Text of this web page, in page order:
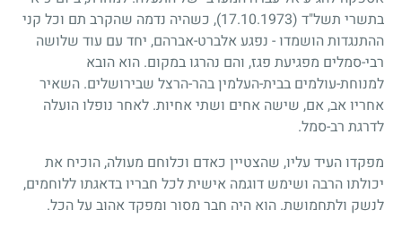
בתשרי תשל"ד (17.10.1973)
, כשהיה נדמה שהקרב תם וכל קני
ההתנגדות הושמדו- נפגע אלברט-אברהם, יחד עם עוד שלושה
רבי-סמלים מפגיעת פגז, והם נהרגו במקום. הוא הובא
למנוחת-עולמים בבית-העלמין בהר-הרצל שבירושלים. השאיר
אחריו אב, אם, שישה אחים ושתי אחיות. לאחר נופלו הועלה
לדרגת רב-סמל.
מפקדו העיד עליו, שהצטיין כאדם וכלוחם מעולה, הוכיח את
יכולתו הרבה ושימש דוגמה אישית לכל חבריו בדאגתו ללוחמים,
לנשק ולתחמושת. הוא היה חבר מסור ומפקד אהוב על הכל.